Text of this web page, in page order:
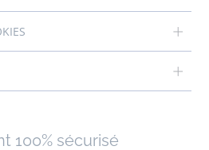
100% sécurisé